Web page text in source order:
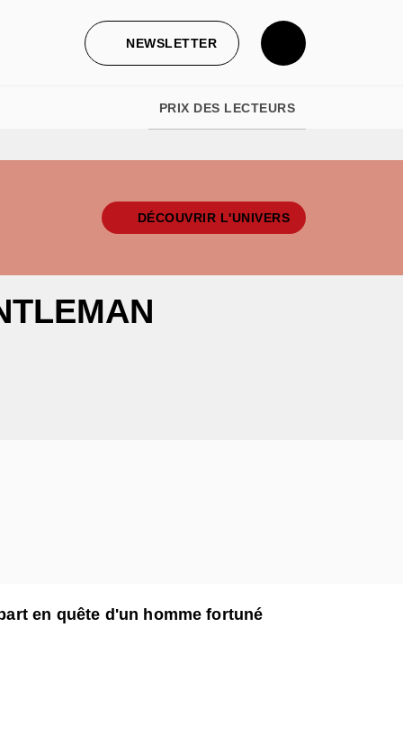
NEWSLETTER
PRIX DES LECTEURS
DÉCOUVRIR L'UNIVERS
en quête d'un homme fortuné